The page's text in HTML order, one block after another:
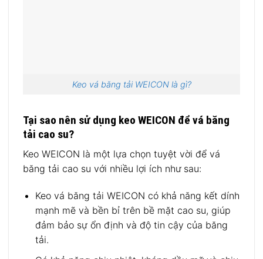
Keo vá băng tải WEICON là gì?
Tại sao nên sử dụng keo WEICON để vá băng
tải cao su?
Keo WEICON là một lựa chọn tuyệt vời để vá
băng tải cao su với nhiều lợi ích như sau:
Keo vá băng tải WEICON có khả năng kết dính
mạnh mẽ và bền bỉ trên bề mặt cao su, giúp
đảm bảo sự ổn định và độ tin cậy của băng
tải.